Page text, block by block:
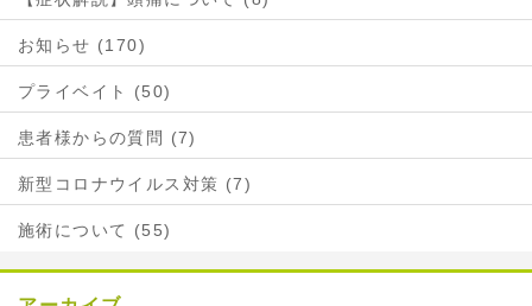
お知らせ (170)
プライベイト (50)
患者様からの質問 (7)
新型コロナウイルス対策 (7)
施術について (55)